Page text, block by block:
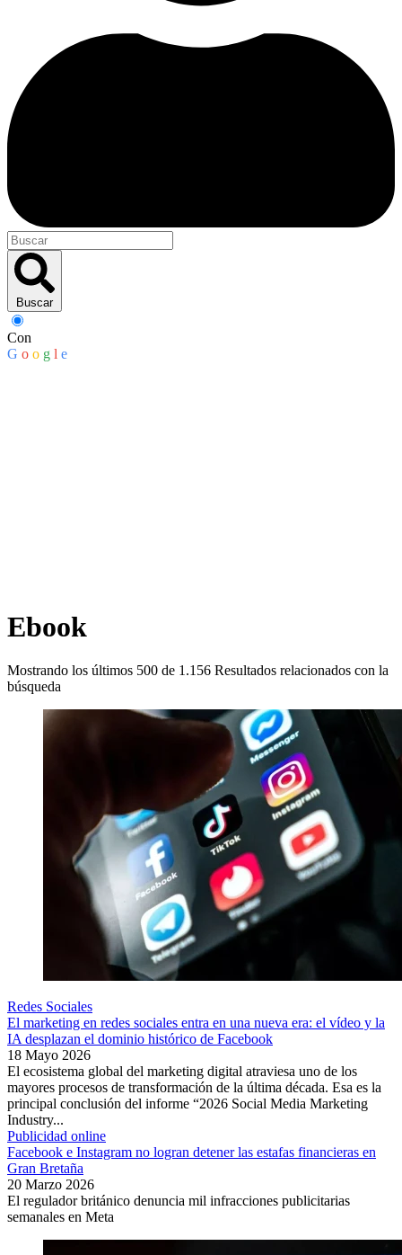
Buscar
Con
G o o g l e
Ebook
Mostrando los últimos 500 de 1.156 Resultados relacionados con la
búsqueda
Redes Sociales
El marketing en redes sociales entra en una nueva era: el vídeo y la
IA desplazan el dominio histórico de Facebook
18 Mayo 2026
El ecosistema global del marketing digital atraviesa uno de los
mayores procesos de transformación de la última década. Esa es la
principal conclusión del informe “2026 Social Media Marketing
Industry...
Publicidad online
Facebook e Instagram no logran detener las estafas financieras en
Gran Bretaña
20 Marzo 2026
El regulador británico denuncia mil infracciones publicitarias
semanales en Meta